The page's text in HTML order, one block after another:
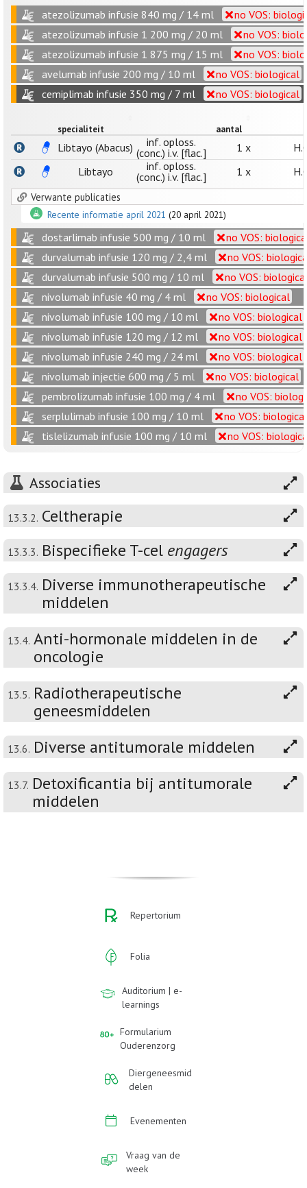
atezolizumab infusie 840 mg / 14 ml
no VOS:
atezolizumab infusie 1 200 mg / 20 ml
no VOS:
atezolizumab infusie 1 875 mg / 15 ml
no VOS:
avelumab infusie 200 mg / 10 ml
no VOS: biological
cemiplimab infusie 350 mg / 7 ml
no VOS: biological
specialiteit aantal
Libtayo (Abacus)
inf. oploss.
(conc.) i.v. [flac.]
1 x
Libtayo
inf. oploss.
(conc.) i.v. [flac.]
1 x
Verwante publicaties
Recente informatie april 2021 (20 april 2021)
dostarlimab infusie 500 mg / 10 ml
no VOS:
durvalumab infusie 120 mg / 2,4 ml
no VOS:
durvalumab infusie 500 mg / 10 ml
no VOS:
nivolumab infusie 40 mg / 4 ml
no VOS: biological
nivolumab infusie 100 mg / 10 ml
no VOS: biological
nivolumab infusie 120 mg / 12 ml
no VOS: biological
nivolumab infusie 240 mg / 24 ml
no VOS: biological
nivolumab injectie 600 mg / 5 ml
no VOS: biological
pembrolizumab infusie 100 mg / 4 ml
no VOS:
serplulimab infusie 100 mg / 10 ml
no VOS: biological
tislelizumab infusie 100 mg / 10 ml
no VOS:
Associaties
13.3.2. Celtherapie
13.3.3. Bispecifieke T-cel engagers
13.3.4. Diverse immunotherapeutische
middelen
13.4. Anti-hormonale middelen in de
oncologie
13.5. Radiotherapeutische
geneesmiddelen
13.6. Diverse antitumorale middelen
13.7. Detoxificantia bij antitumorale
middelen
Repertorium
Folia
Auditorium | e-
learnings
Formularium
Ouderenzorg
Diergeneesmid
delen
Evenementen
Vraag van de
week